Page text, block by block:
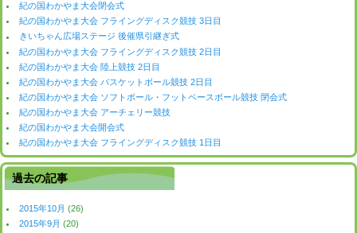
紀の国わかやま大会閉会式
紀の国わかやま大会 フライングディスク競技 3日目
きいちゃん広場ステージ 後催県引継ぎ式
紀の国わかやま大会 フライングディスク競技 2日目
紀の国わかやま大会 陸上競技 2日目
紀の国わかやま大会 バスケットボール競技 2日目
紀の国わかやま大会 ソフトボール・フットベースボール競技 閉会式
紀の国わかやま大会 アーチェリー競技
紀の国わかやま大会開会式
紀の国わかやま大会 フライングディスク競技 1日目
過去の記事
2015年10月 (26)
2015年9月 (20)